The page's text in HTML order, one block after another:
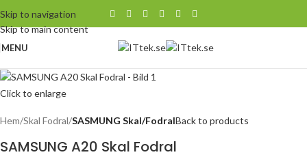
Skip to navigation
Skip to main content
MENU
Click to enlarge
Hem Skal Fodral SASMUNG Skal/FodralBack to products
SAMSUNG A20 Skal Fodral